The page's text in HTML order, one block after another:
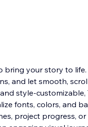
bring your story to
and let smooth,
style-customizable,
fonts, colors, and
project progress,